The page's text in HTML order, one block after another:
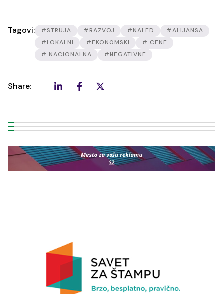
Tagovi: #STRUJA #RAZVOJ #NALED
#ALIJANSA
#LOKALNI
#EKONOMSKI
# CENE
# NACIONALNA
#NEGATIVNE
Share: